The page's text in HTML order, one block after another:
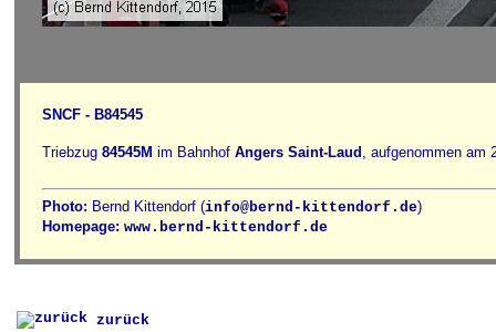
SNCF - B84545
Triebzug 84545M im Bahnhof Angers Saint-Laud , aufgenommen am
Photo: Bernd Kittendorf (info@bernd-kittendorf.de)
Homepage: www.bernd-kittendorf.de
zurück